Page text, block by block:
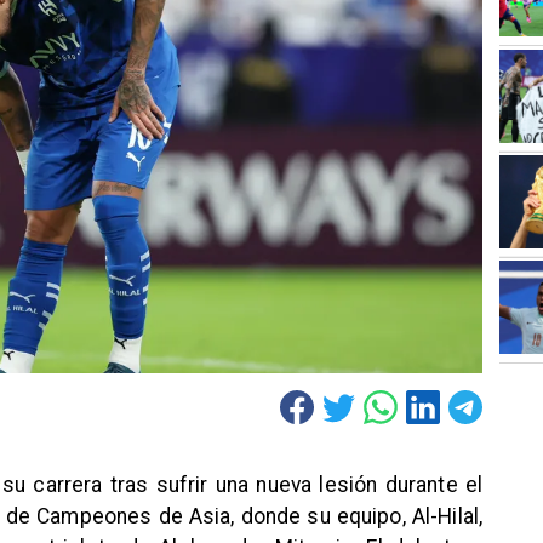
carrera tras sufrir una nueva lesión durante el
Campeones de Asia, donde su equipo, Al-Hilal,